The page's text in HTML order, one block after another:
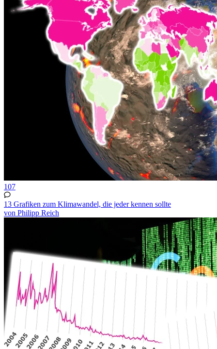
107
13 Grafiken zum Klimawandel, die jeder kennen sollte
von Philipp Reich